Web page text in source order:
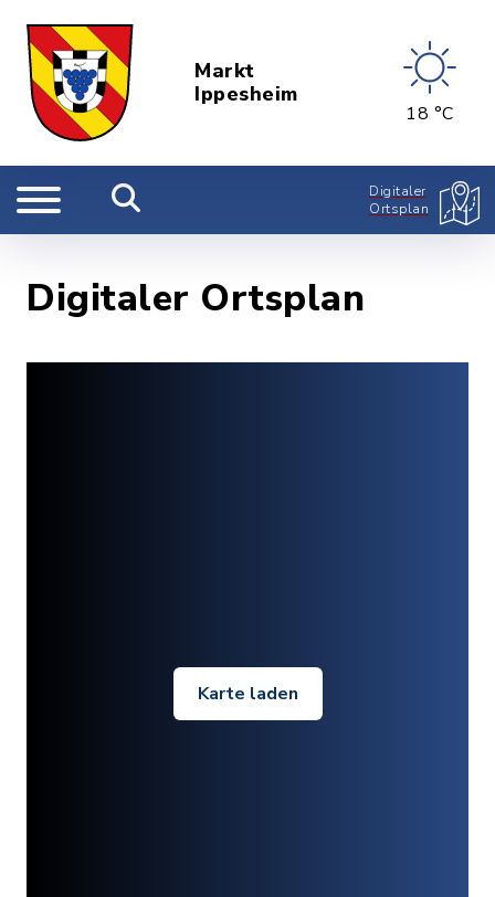
Markt
Ippesheim
18 °C
Digitaler
Ortsplan
Digitaler Ortsplan
Karte laden